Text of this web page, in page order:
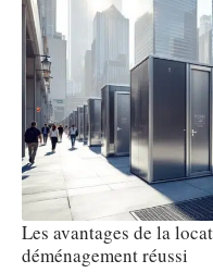
Les avantages de la
déménagement réussi